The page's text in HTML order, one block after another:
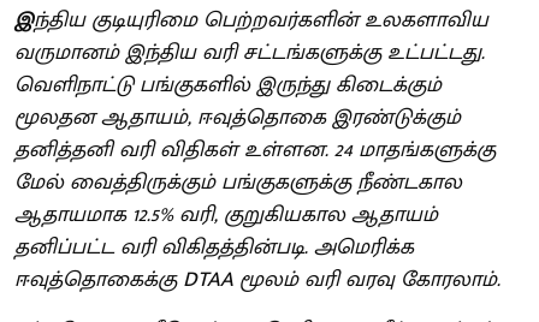
இந்திய குடியுரிமை பெற்றவர்களின் உலகளாவிய
வருமானம் இந்திய வரி சட்டங்களுக்கு உட்பட்டது.
வெளிநாட்டு பங்குகளில் இருந்து கிடைக்கும்
மூலதன ஆதாயம், ஈவுத்தொகை இரண்டுக்கும்
தனித்தனி வரி விதிகள் உள்ளன. 24 மாதங்களுக்கு
மேல் வைத்திருக்கும் பங்குகளுக்கு நீண்டகால
ஆதாயமாக 12.5% வரி, குறுகியகால ஆதாயம்
தனிப்பட்ட வரி விகிதத்தின்படி. அமெரிக்க
ஈவுத்தொகைக்கு DTAA மூலம் வரி வரவு கோரலாம்.